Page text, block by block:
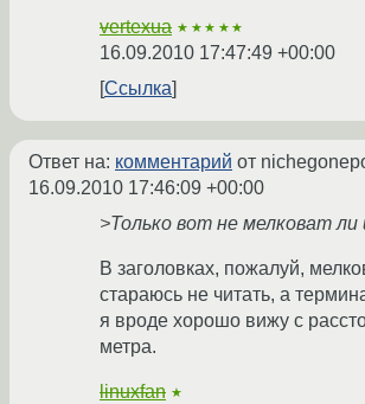
vertexua ★★★★★
16.09.2010 17:47:49 +00:00
Ссылка
Ответ на: комментарий от
16.09.2010 17:46:09 +00:00
>Только вот не мелковат
В заголовках, пожалуй,
стараюсь не читать, а
я вроде хорошо вижу с
метра.
linuxfan ★